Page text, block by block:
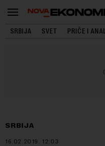
SRBIJA SVET PRIČE I
SRBIJA
16.02.2019. 12:03